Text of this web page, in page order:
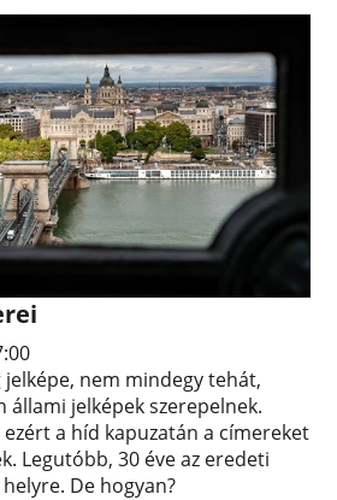
jelképe, nem mindegy tehát,
állami jelképek szerepelnek.
a híd kapuzatán a címereket
Legutóbb, 30 éve az eredeti
De hogyan?